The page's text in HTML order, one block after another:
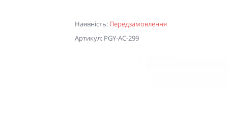
Наявність: Передзамовлення
Артикул: PGY-AC-299